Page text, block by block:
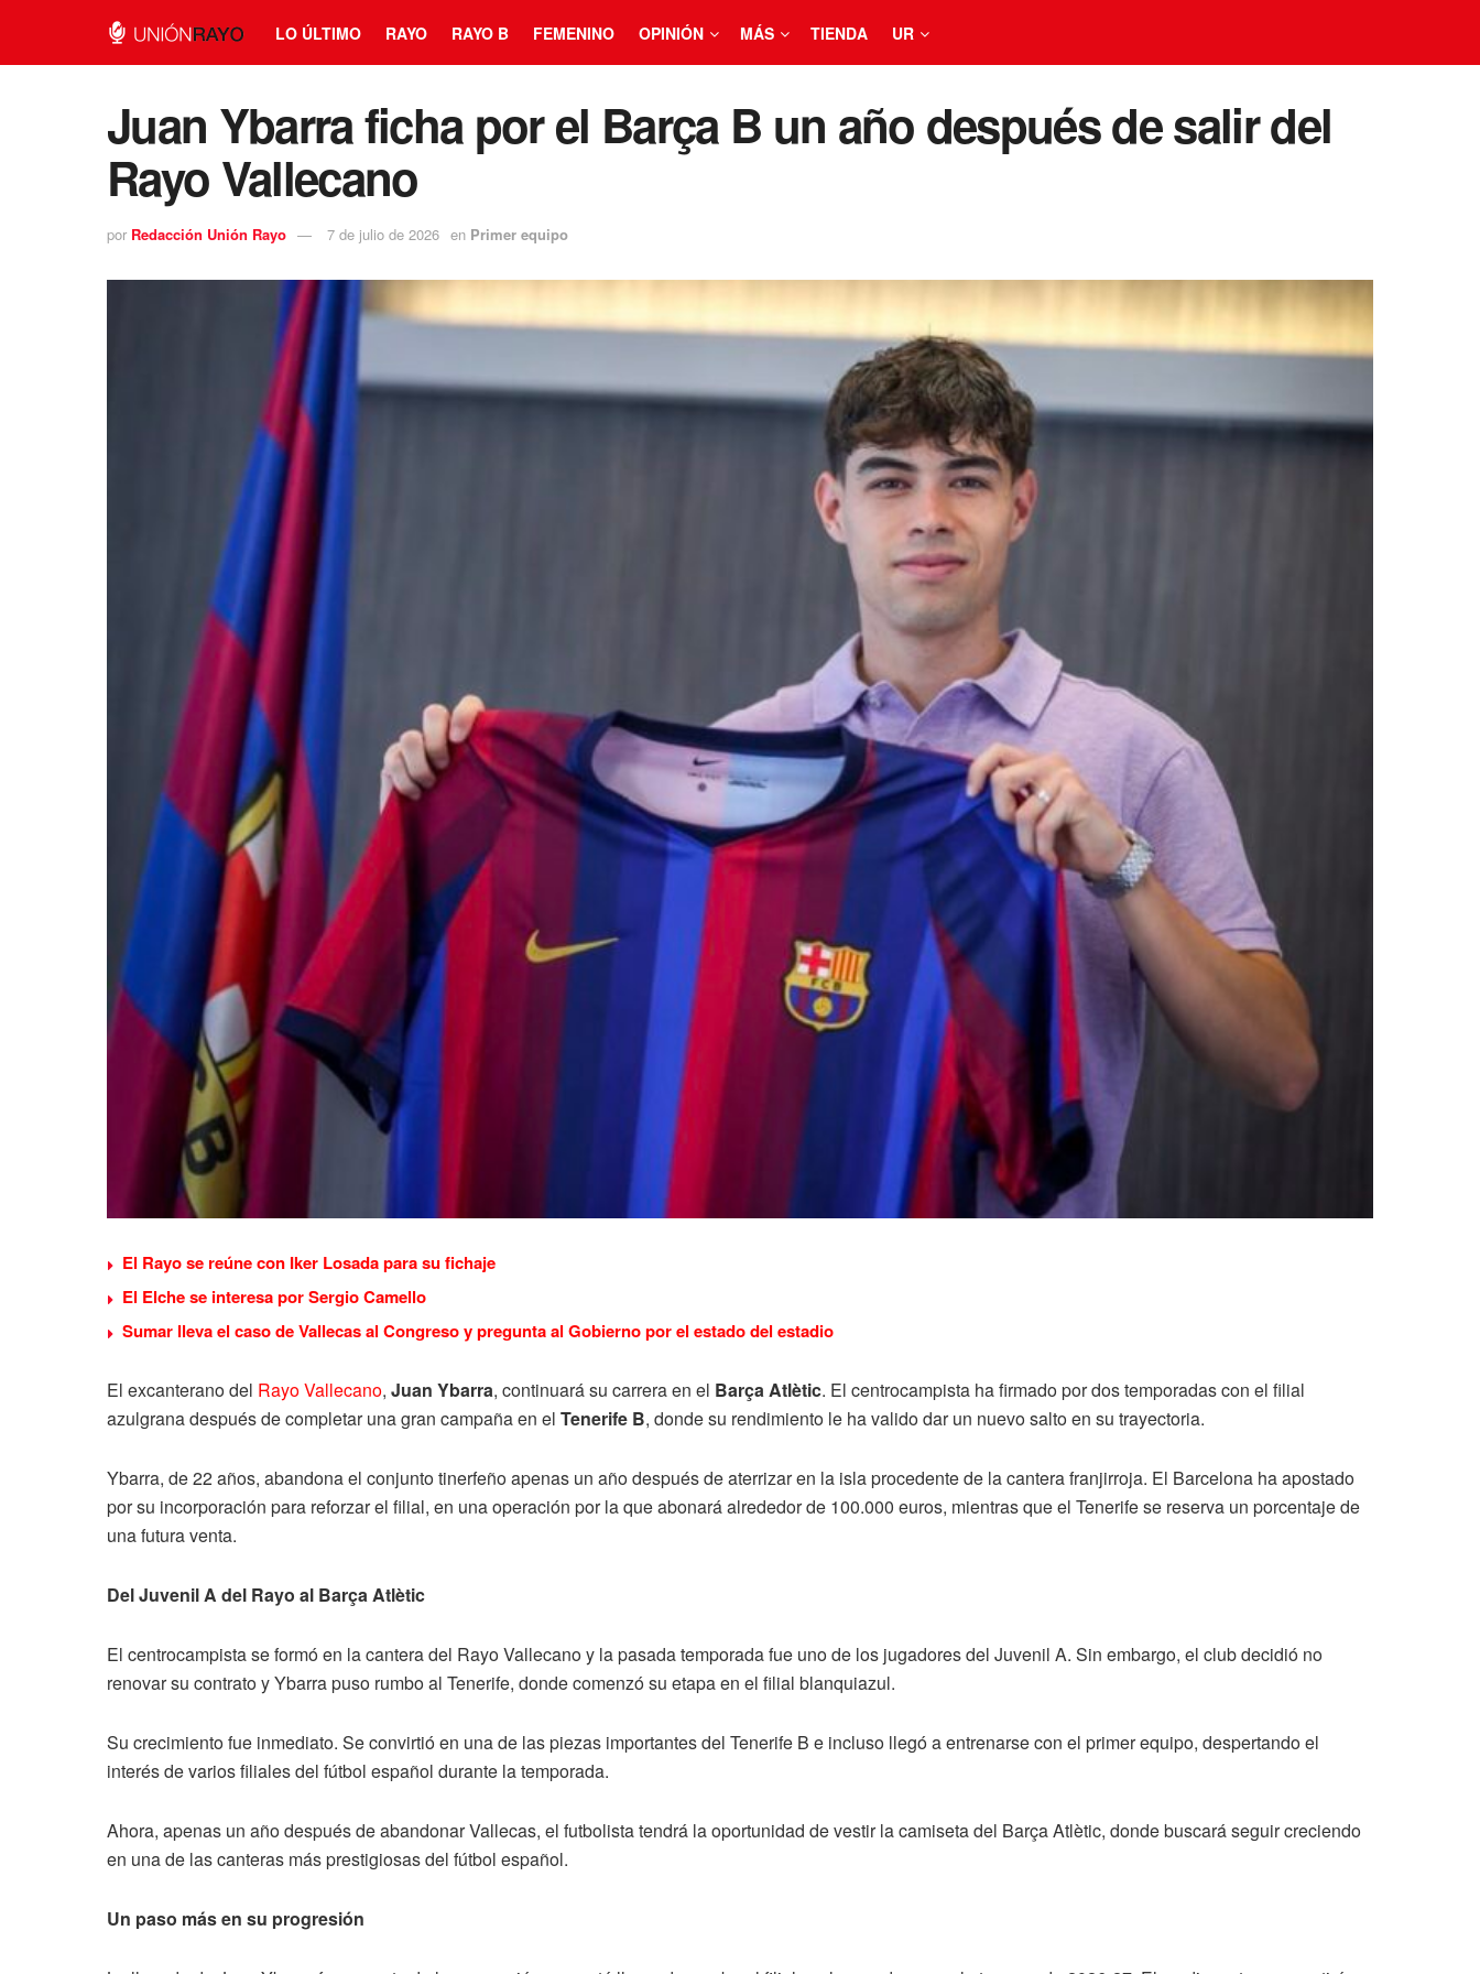
LO ÚLTIMO RAYO RAYO B FEMENINO OPINIÓN MÁS TIENDA UR
Juan Ybarra ficha por el Barça B un año después de salir del
Rayo Vallecano
por Redacción Unión Rayo 7 de julio de 2026 en Primer equipo
El Rayo se reúne con Iker Losada para su fichaje
El Elche se interesa por Sergio Camello
Sumar lleva el caso de Vallecas al Congreso y pregunta al Gobierno por el estado del estadio
El excanterano del Rayo Vallecano, Juan Ybarra, continuará su carrera en el Barça Atlètic. El centrocampista ha firmado por dos temporadas con el filial
azulgrana después de completar una gran campaña en el Tenerife B, donde su rendimiento le ha valido dar un nuevo salto en su trayectoria.
Ybarra, de 22 años, abandona el conjunto tinerfeño apenas un año después de aterrizar en la isla procedente de la cantera franjirroja. El Barcelona ha apostado
por su incorporación para reforzar el filial, en una operación por la que abonará alrededor de 100.000 euros, mientras que el Tenerife se reserva un porcentaje de
una futura venta.
Del Juvenil A del Rayo al Barça Atlètic
El centrocampista se formó en la cantera del Rayo Vallecano y la pasada temporada fue uno de los jugadores del Juvenil A. Sin embargo, el club decidió no
renovar su contrato y Ybarra puso rumbo al Tenerife, donde comenzó su etapa en el filial blanquiazul.
Su crecimiento fue inmediato. Se convirtió en una de las piezas importantes del Tenerife B e incluso llegó a entrenarse con el primer equipo, despertando el
interés de varios filiales del fútbol español durante la temporada.
Ahora, apenas un año después de abandonar Vallecas, el futbolista tendrá la oportunidad de vestir la camiseta del Barça Atlètic, donde buscará seguir creciendo
en una de las canteras más prestigiosas del fútbol español.
Un paso más en su progresión